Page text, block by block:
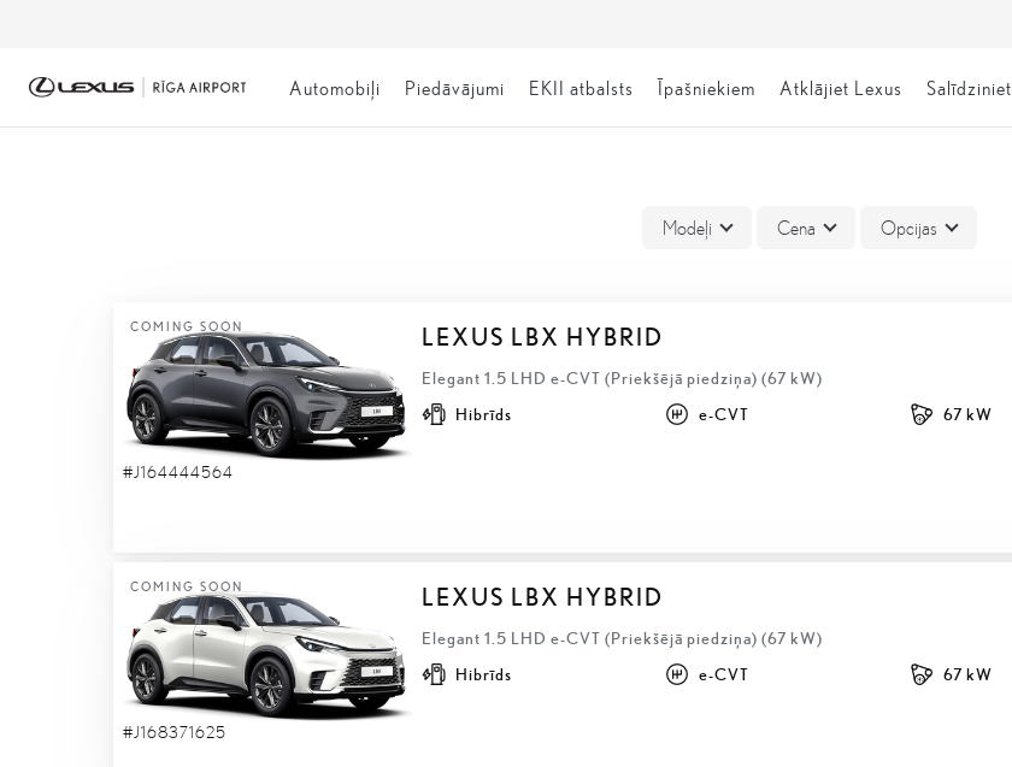
Automobiļi Piedāvājumi EKII atbalsts Īpašniekiem Atklājiet Lexus Salīdziniet
Modeļi Cena Opcijas
COMING SOON
#J164444564
LEXUS LBX HYBRID
Elegant 1.5 LHD e-CVT (Priekšējā piedziņa) (67 kW)
Hibrīds e-CVT 67 kW
COMING SOON
#J168371625
LEXUS LBX HYBRID
Elegant 1.5 LHD e-CVT (Priekšējā piedziņa) (67 kW)
Hibrīds e-CVT 67 kW